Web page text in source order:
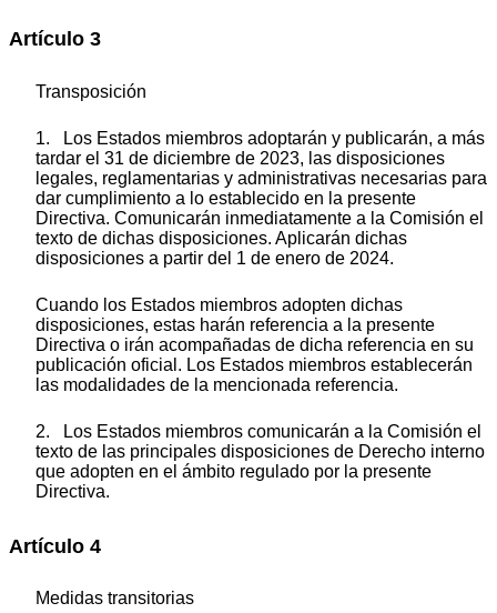
Artículo 3
Transposición
1. Los Estados miembros adoptarán y publicarán, a más
tardar el 31 de diciembre de 2023, las disposiciones
legales, reglamentarias y administrativas necesarias para
dar cumplimiento a lo establecido en la presente
Directiva. Comunicarán inmediatamente a la Comisión el
texto de dichas disposiciones. Aplicarán dichas
disposiciones a partir del 1 de enero de 2024.
Cuando los Estados miembros adopten dichas
disposiciones, estas harán referencia a la presente
Directiva o irán acompañadas de dicha referencia en su
publicación oficial. Los Estados miembros establecerán
las modalidades de la mencionada referencia.
2. Los Estados miembros comunicarán a la Comisión el
texto de las principales disposiciones de Derecho interno
que adopten en el ámbito regulado por la presente
Directiva.
Artículo 4
Medidas transitorias